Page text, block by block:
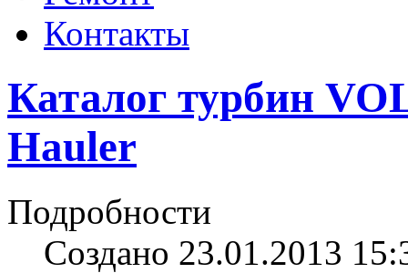
Контакты
Каталог турбин
Hauler
Подробности
Создано 23.01.2013